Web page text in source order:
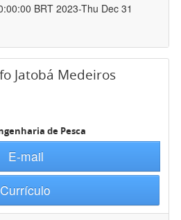
BRT 2023-Thu Dec 31
Jatobá Medeiros
de Pesca
E-mail
Currículo